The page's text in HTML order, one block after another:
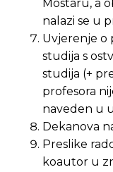
Mostaru, a
nalazi se u
Uvjerenje o
studija s
studija (+
profesora
naveden u
Dekanova
Preslike
koautor u